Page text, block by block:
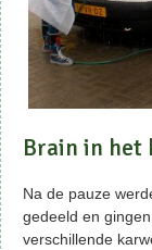
Brain in het
Na de pauze
gedeeld en
verschillende